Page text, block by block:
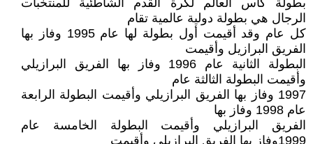
بطولة كاس العالم لكرة القدم الشاطئية للمنتخبات
الرجال هي بطولة دولية عالمية تقام
كل عام وقد أقيمت أول بطولة لها عام 1995 وفاز بها
الفريق البرازيل وأقيمت
البطولة الثانية عام 1996 وفاز بها الفريق البرازيلي
وأقيمت البطولة الثالثة عام
1997 وفاز بها الفريق البرازيلي وأقيمت البطولة الرابعة
عام 1998 وفاز بها
الفريق البرازيلي وأقيمت البطولة الخامسة عام
1999وفاز بها الفريق البرازيلي وأقيمت